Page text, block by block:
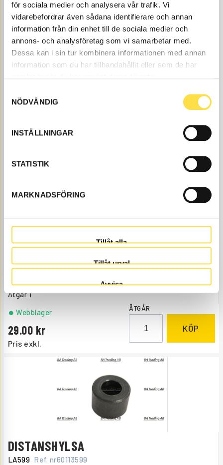
för sociala medier och analysera vår trafik. Vi
vidarebefordrar även sådana identifierare och annan
information från din enhet till de sociala medier och
annons- och analysföretag som vi samarbetar med.
Dessa kan i sin tur kombinera informationen med annan
information som du har tillhandahållit eller som de har
NÖDVÄNDIG
INSTÄLLNINGAR
STATISTIK
MARKNADSFÖRING
Tillåt alla
Tillåt urval
Avvisa
LA5192 Ref. nr
Pris exkl.
Webblager
FLÄNSSKRUV
Åtgår1
Pris exkl.
29.00
Webblager ÅTGÅR
KÖP
DISTANSHYLSA
LA599 Ref. nr60113599